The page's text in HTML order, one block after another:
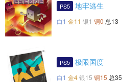
PS5 地牢逃生
白1 金11 银1 铜0 总13
PS5 极限国度
白1 金4银15 铜15 总35